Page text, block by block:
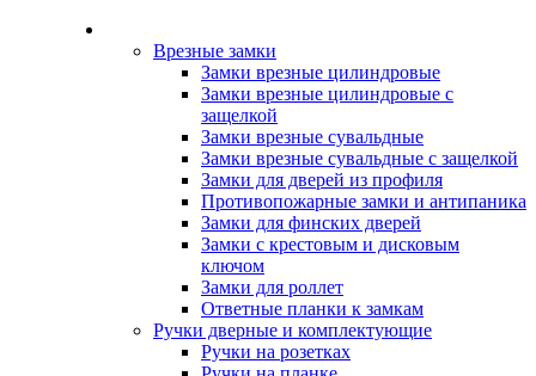
Врезные замки
Замки врезные цилиндровые
Замки врезные цилиндровые с
защелкой
Замки врезные сувальдные
Замки врезные сувальдные с защелкой
Замки для дверей из профиля
Противопожарные замки и антипаника
Замки для финских дверей
Замки с крестовым и дисковым
ключом
Замки для роллет
Ответные планки к замкам
Ручки дверные и комплектующие
Ручки на розетках